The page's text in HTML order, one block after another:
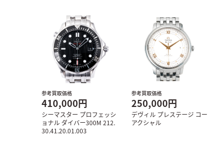
参考買取価格
410,000円
シーマスター プロフェッシ
ョナル ダイバー300M 212.
30.41.20.01.003
参考買取価格
250,000円
デヴィル プレステージ コー
アクシャル